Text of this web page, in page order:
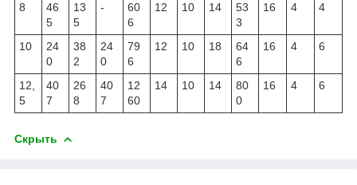
8
46
5
13
5
-
60
6
12 10 14
53
3
16 4 4
10
24
0
38
2
24
0
79
6
12 10 18
64
6
16 4 6
12,
5
40
7
26
8
40
7
12
60
14 10 14
80
0
16 4 6
Скрыть